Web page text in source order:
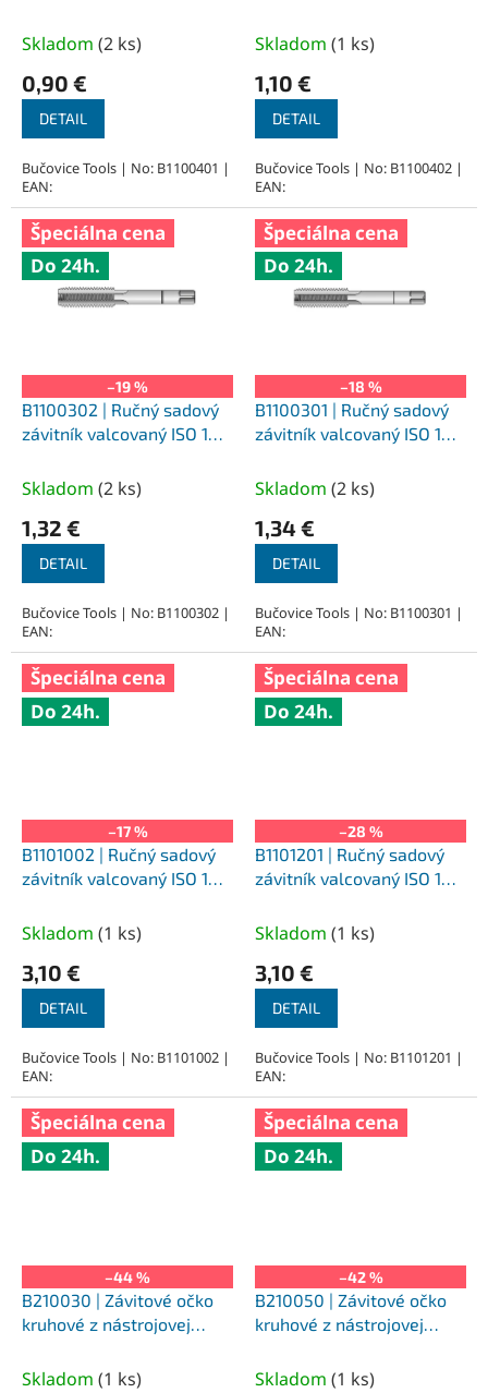
Skladom (2 ks)
0,90 €
DETAIL
Bučovice Tools | No: B1100401 |
EAN:
Skladom (1 ks)
1,10 €
DETAIL
Bučovice Tools | No: B1100402 |
EAN:
Špeciálna cena
Do 24h.
–19 %
B1100302 | Ručný sadový
závitník valcovaný ISO 1
Skladom (2 ks)
1,32 €
DETAIL
Bučovice Tools | No: B1100302 |
EAN:
Špeciálna cena
Do 24h.
–18 %
B1100301 | Ručný sadový
závitník valcovaný ISO 1
Skladom (2 ks)
1,34 €
DETAIL
Bučovice Tools | No: B1100301 |
EAN:
Špeciálna cena
Do 24h.
–17 %
B1101002 | Ručný sadový
závitník valcovaný ISO 1
Skladom (1 ks)
3,10 €
DETAIL
Bučovice Tools | No: B1101002 |
EAN:
Špeciálna cena
Do 24h.
–28 %
B1101201 | Ručný sadový
závitník valcovaný ISO 1
Skladom (1 ks)
3,10 €
DETAIL
Bučovice Tools | No: B1101201 |
EAN:
Špeciálna cena
Do 24h.
–44 %
B210030 | Závitové očko
kruhové z nástrojovej
priemer 20 mm, M3x0,5
Skladom (1 ks)
Špeciálna cena
Do 24h.
–42 %
B210050 | Závitové očko
kruhové z nástrojovej
priemer 20 mm, M5x0,8
Skladom (1 ks)